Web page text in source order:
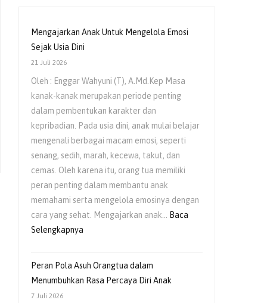
Mengajarkan Anak Untuk Mengelola Emosi
Sejak Usia Dini
21 Juli 2026
Oleh : Enggar Wahyuni (T), A.Md.Kep Masa
kanak-kanak merupakan periode penting
dalam pembentukan karakter dan
kepribadian. Pada usia dini, anak mulai belajar
mengenali berbagai macam emosi, seperti
senang, sedih, marah, kecewa, takut, dan
cemas. Oleh karena itu, orang tua memiliki
peran penting dalam membantu anak
memahami serta mengelola emosinya dengan
cara yang sehat. Mengajarkan anak…
Baca
Selengkapnya
Peran Pola Asuh Orangtua dalam
Menumbuhkan Rasa Percaya Diri Anak
7 Juli 2026